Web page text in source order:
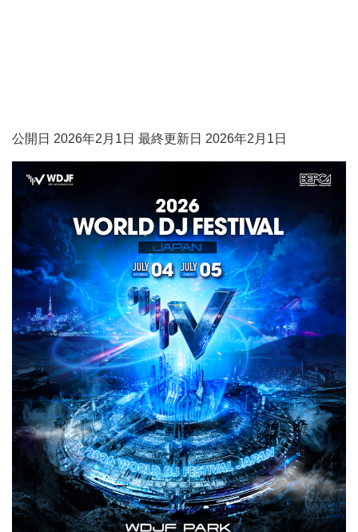
公開日 2026年2月1日 最終更新日 2026年2月1日